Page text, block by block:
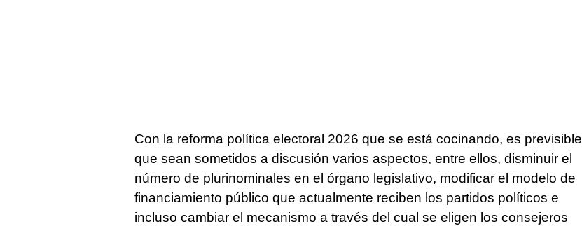
Con la reforma política electoral 2026 que se está cocinando, es previsible
que sean sometidos a discusión varios aspectos, entre ellos, disminuir el
número de plurinominales en el órgano legislativo, modificar el modelo de
financiamiento público que actualmente reciben los partidos políticos e
incluso cambiar el mecanismo a través del cual se eligen los consejeros